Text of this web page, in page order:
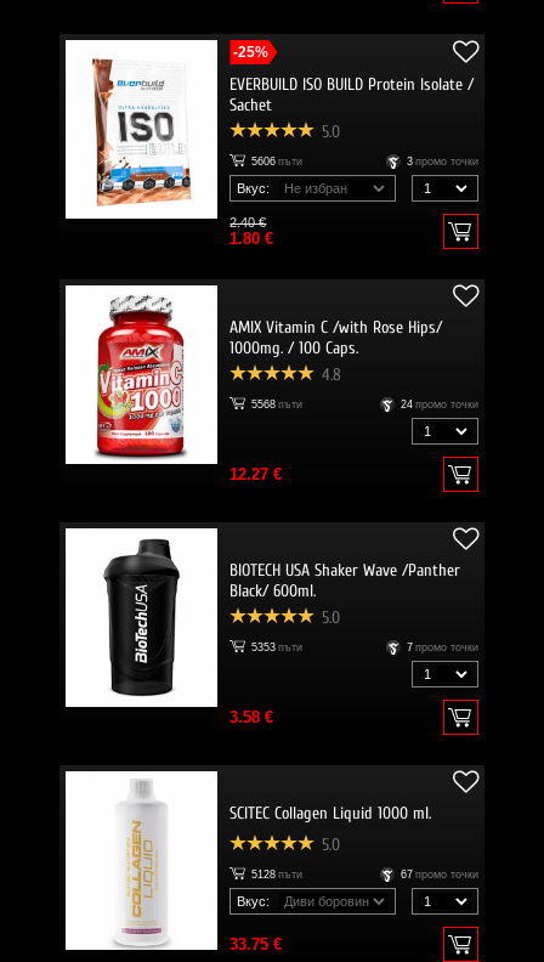
-25%
EVERBUILD ISO BUILD Protein Isolate /
Sachet
5.0
5606 пъти 3 промо точки
Вкус:
2.40 €
1.80 €
AMIX Vitamin C /with Rose Hips/
1000mg. / 100 Caps.
4.8
5568 пъти 24 промо точки
12.27 €
BIOTECH USA Shaker Wave /Panther
Black/ 600ml.
5.0
5353 пъти 7 промо точки
3.58 €
SCITEC Collagen Liquid 1000 ml.
5.0
5128 пъти 67 промо точки
Вкус:
33.75 €